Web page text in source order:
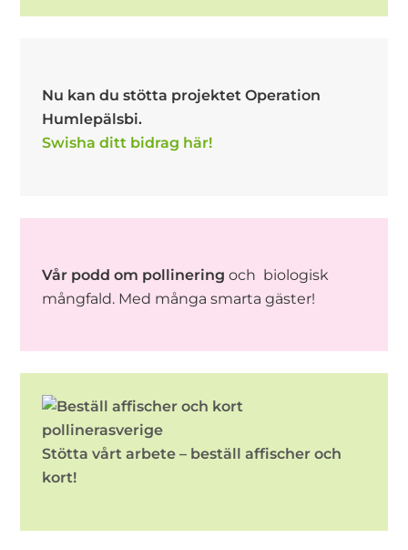
Nu kan du stötta projektet Operation
Humlepälsbi.
Swisha ditt bidrag här!
Vår podd om pollinering och biologisk
mångfald. Med många smarta gäster!
Stötta vårt arbete – beställ affischer och
kort!